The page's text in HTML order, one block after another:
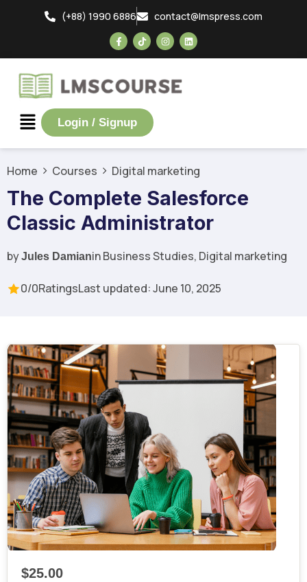
(+88) 1990 6886 contact@lmspress.com
Login / Signup
Home Courses Digital marketing
The Complete Salesforce
Classic Administrator
byJules DamianinBusiness Studies, Digital marketing
0/0RatingsLast updated: June 10, 2025
$25.00